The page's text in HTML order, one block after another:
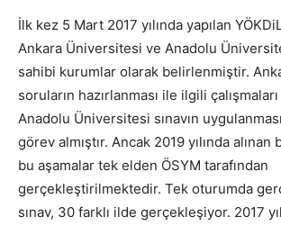
İlk kez 5 Mart 2017 yılında yapılan
Ankara Üniversitesi ve Anadolu
sahibi kurumlar olarak belirlenmiştir.
soruların hazırlanması ile ilgili
Anadolu Üniversitesi sınavın
görev almıştır. Ancak 2019 yılında
bu aşamalar tek elden ÖSYM tarafından
gerçekleştirilmektedir. Tek oturumda
sınav, 30 farklı ilde gerçekleşiyor. 2017